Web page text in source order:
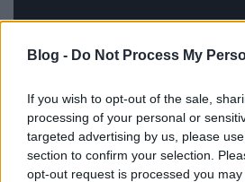
Blog - Do Not Process My
If you wish to opt-out of the sale,
processing of your personal or
targeted advertising by us, please
section to confirm your selection.
opt-out request is processed you